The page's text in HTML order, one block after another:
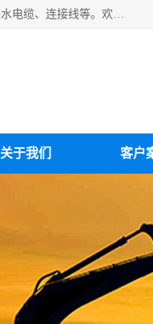
扬州市斯拜秀电缆厂专业生产：弹性电缆、弹簧电缆线、挂车螺旋线、螺旋电缆、弹簧线、螺旋线、耐海水电缆、连接线等。欢迎来电咨询！
关于我们 客户